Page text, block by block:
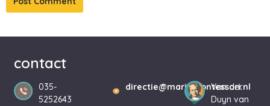
contact
035-
5252643
directie@mariamontessori.nl
Van der
Duyn van